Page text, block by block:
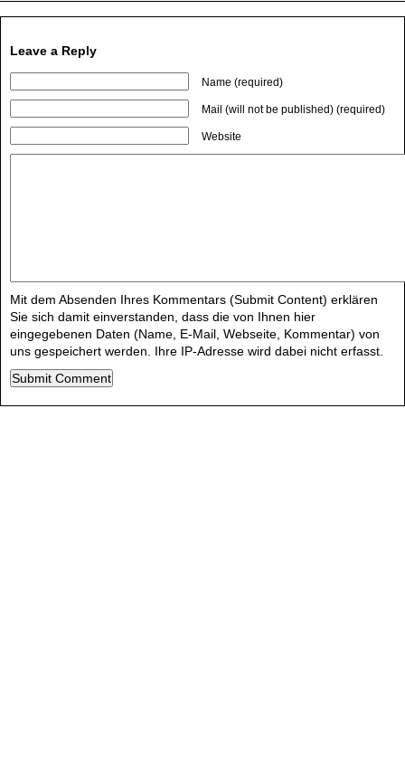
Leave a Reply
Name (required)
Mail (will not be published) (required)
Website
Mit dem Absenden Ihres Kommentars (Submit Content) erklären
Sie sich damit einverstanden, dass die von Ihnen hier
eingegebenen Daten (Name, E-Mail, Webseite, Kommentar) von
uns gespeichert werden. Ihre IP-Adresse wird dabei nicht erfasst.